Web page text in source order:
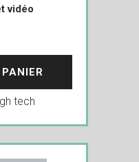
vidéo
tech